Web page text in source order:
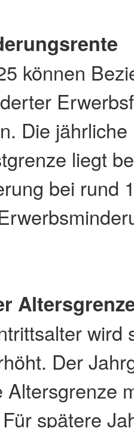
können
Die jährliche
liegt
bei rund
wird
Der
Altersgrenze
spätere